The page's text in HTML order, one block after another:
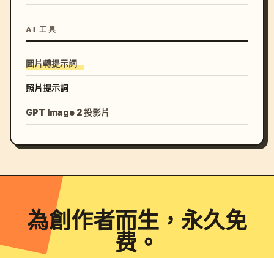
AI 工具
圖片轉提示詞
照片提示詞
GPT Image 2 投影片
為創作者而生，永久免
费。